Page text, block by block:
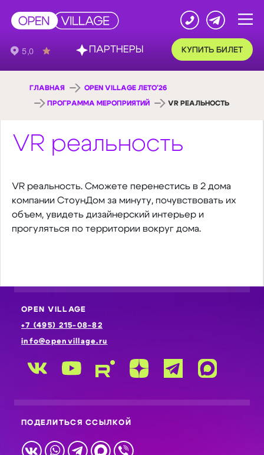
КУПИТЬ БИЛЕТ
ГЛАВНАЯ OPEN VILLAGE ЛЕТО'26
ПРОГРАММА МЕРОПРИЯТИЙ VR РЕАЛЬНОСТЬ
VR реальность
VR реальность. Сможете перенестись в 2 дома
компании СтоунДом за минуту, почувствовать их
объем, увидеть дизайнерский интерьер и
прогуляться по территории вокруг дома.
OPEN VILLAGE
+7 (495) 215-08-82
info@openvillage.ru
ПОДЕЛИТЬСЯ ССЫЛКОЙ